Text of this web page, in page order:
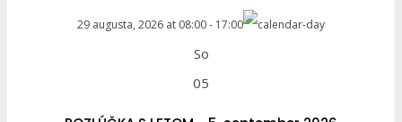
29 augusta, 2026 at 08:00- 17:00
So
05